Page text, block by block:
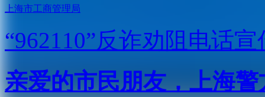
上海市工商管理局
“962110”反诈劝阻电话宣
亲爱的市民朋友，上海